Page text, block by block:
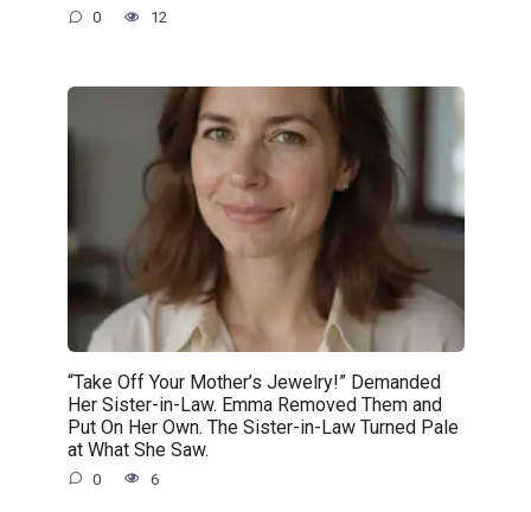
0 12
“Take Off Your Mother’s Jewelry!” Demanded
Her Sister-in-Law. Emma Removed Them and
Put On Her Own. The Sister-in-Law Turned Pale
at What She Saw.
0 6